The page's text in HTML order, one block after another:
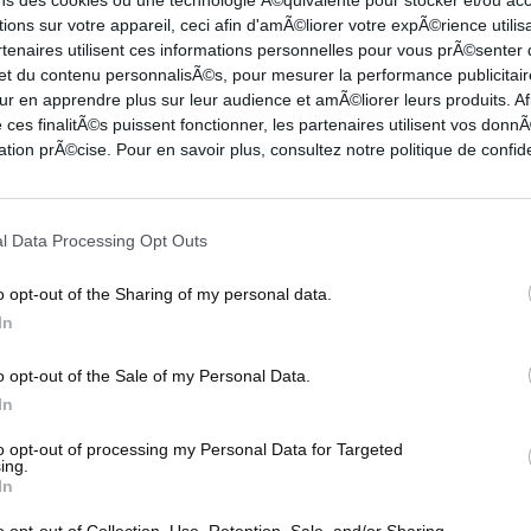
sur votre appareil, ceci afin d'amÃ©liorer votre expÃ©rience
utilisent ces informations personnelles pour vous prÃ©senter
du contenu personnalisÃ©s, pour mesurer la performance
en apprendre plus sur leur audience et amÃ©liorer leurs produits.
ces finalitÃ©s puissent fonctionner, les partenaires utilisent vos
prÃ©cise. Pour en savoir plus, consultez notre politique de
Data Processing Opt Outs
opt-out of the Sharing of my personal data.
opt-out of the Sale of my Personal Data.
opt-out of processing my Personal Data for Targeted
VJ Edgecombe décisif au buzzer en OT,
Philadelphia fait tomber les...
Dans un match spectaculaire et indécis jusqu'au bout, VJ